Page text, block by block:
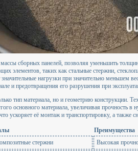
сборных панелей, позволяя уменьшить
элементов, таких как стальные стержни,
нагрузки при значительно меньшем
и предотвращения его разрушения при
тип материала, но и геометрию конструкции.
основного материала, увеличивая прочность
ускоряет её монтаж и транспортировку, а также
Преимущества
стержни Высокая